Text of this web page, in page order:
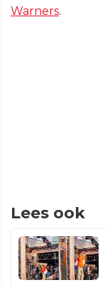
Warners.
Lees ook